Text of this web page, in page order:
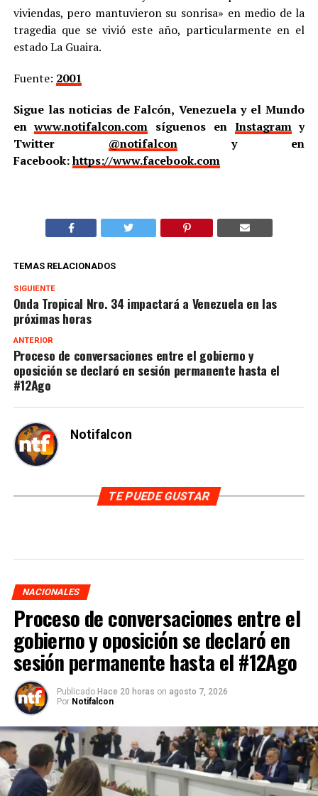
viviendas, pero mantuvieron su sonrisa» en medio de la
tragedia que se vivió este año, particularmente en el
estado La Guaira.
Fuente: 2001
Sigue las noticias de Falcón, Venezuela y el Mundo
enwww.notifalcon.com síguenos en Instagramy
Twitter @notifalcony en
Facebook:https://www.facebook.com
TEMAS RELACIONADOS
SIGUIENTE
Onda Tropical Nro. 34 impactará a Venezuela en las
próximas horas
ANTERIOR
Proceso de conversaciones entre el gobierno y
oposición se declaró en sesión permanente hasta el
#12Ago
Notifalcon
TE PUEDE GUSTAR
NACIONALES
Proceso de conversaciones entre el
gobierno y oposición se declaró en
sesión permanente hasta el #12Ago
Publicado Hace 20 horas on agosto 7, 2026
Por Notifalcon